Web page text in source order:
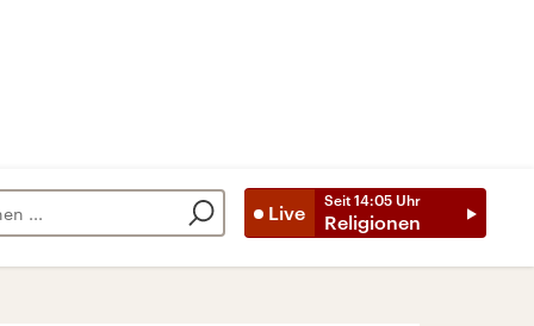
Live
Seit 14:05 Uhr
Religionen